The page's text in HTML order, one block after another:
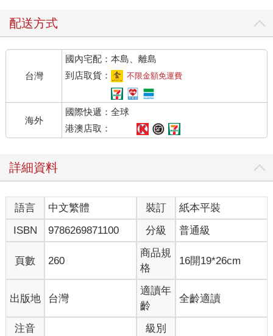
人開門就扣扳機。
眼張望的監視器。
沒想到還是出事了。
他一把推開擋在辦公桌前的門扇，試著看清楚對方是誰。
門外的身影如同孩童般瘦小，隨著身影進入屋內，朱子材看到一
張頂著妹妹頭，像高中女生的細瘦臉蛋。
「朱子材在嗎？」連聲音也像高中女生。
「我就是。」對方酷似高中女生的外表，還穿著輕便的牛仔外套
和牛仔褲，讓他想到假日在徒步區看到跟姐妹淘提著大包小包瞎
方不過是花光了錢，想做點像跟中年上班族訛詐之類的勾當，好
快點拿到錢的蹺家少女，不由得放下心來，「大門是妳打破的
嗎？」
「我在門口敲門沒人應，隨便一踢就這樣了。」
隨便一踢？「妳來借錢，幹嘛踢壞我辦公室的大門？」
「誰說我是來借錢的？」少女拿出一張照片，舉到他面前，「認
照片裡有個穿著白西裝的男人，雖然留著一頭染成金色的長髮，
戴上看不見眼睛的墨鏡，蒼白的皮膚加上沒有血色的嘴脣。看上
去就像去年他去日本觀光時，在寶塚劇場看到號稱女扮男裝的演
員。
「妳是什麼東西？我幹嘛要告訴妳？」
蹺家少女點點頭，下一秒他本來就不多的頭髮被一股大力往下
配送方式
台灣
國內宅配：本島、離島
到店取貨：
不限金額免運費
海外
國際快遞：全球
港澳店取：
詳細資料
語言 中文繁體 裝訂
紙本平裝
ISBN
9786269871100 分級 普通級
頁數 260
商品規
格
16開19*26cm
出版地 台灣
適讀年
齡
全齡適讀
注音 級別